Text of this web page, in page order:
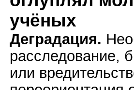
учёных
Деградация.
расследование,
или